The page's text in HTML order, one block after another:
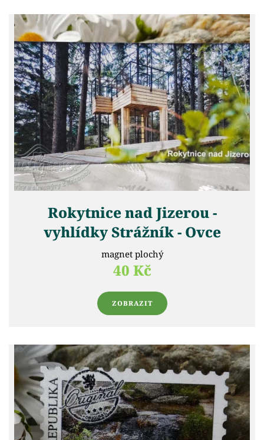
Rokytnice nad Jizerou -
vyhlídky Strážník - Ovce
magnet plochý
40 Kč
ZOBRAZIT